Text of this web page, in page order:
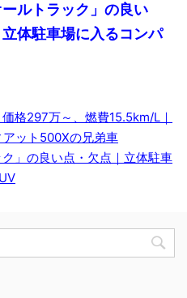
ールトラック」の良い
体駐車場に入るコンパ
格297万～、燃費15.5km/L｜
ット500Xの兄弟車
ク」の良い点・欠点｜立体駐車